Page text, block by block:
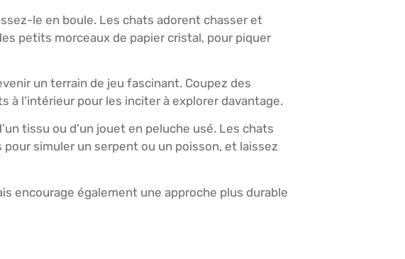
le en boule. Les chats adorent chasser et
petits morceaux de papier cristal, pour piquer
un terrain de jeu fascinant. Coupez des
l’intérieur pour les inciter à explorer davantage.
tissu ou d’un jouet en peluche usé. Les chats
simuler un serpent ou un poisson, et laissez
encourage également une approche plus durable